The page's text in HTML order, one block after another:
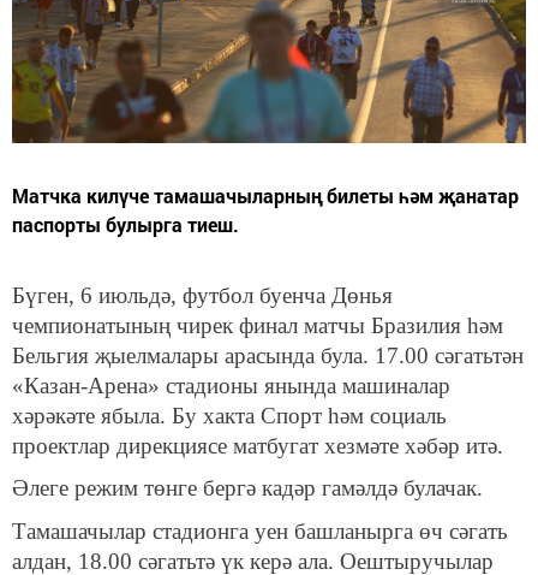
Матчка килүче тамашачыларның билеты һәм җанатар
паспорты булырга тиеш.
Бүген, 6 июльдә, футбол буенча Дөнья
чемпионатының чирек финал матчы Бразилия һәм
Бельгия җыелмалары арасында була. 17.00 сәгатьтән
«Казан-Арена» стадионы янында машиналар
хәрәкәте ябыла. Бу хакта Спорт һәм социаль
проектлар дирекциясе матбугат хезмәте хәбәр итә.
Әлеге режим төнге бергә кадәр гамәлдә булачак.
Тамашачылар стадионга уен башланырга өч сәгать
алдан, 18.00 сәгатьтә үк керә ала. Оештыручылар